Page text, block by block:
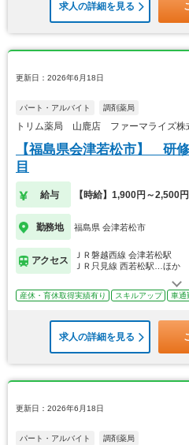
求人の詳細を見る
更新日：2026年6月18日
パート・アルバイト 調剤薬局
トリム薬局 山鹿店 ファーマライズ株
【福島県会津若松市】 研
目
給与 【時給】1,900円～2,500円
勤務地 福島県 会津若松市
アクセス
ＪＲ磐越西線 会津若松駅
ＪＲ只見線 西若松駅…ほか
産休・育休取得実績有り スキルアップ 車通
求人の詳細を見る
更新日：2026年6月18日
パート・アルバイト 調剤薬局